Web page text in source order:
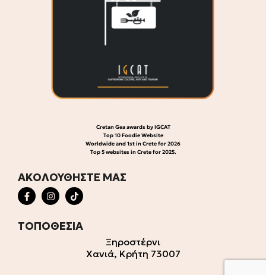
Cretan Gea awards by IGCAT
Top 10 Foodie Website
Worldwide and 1st in Crete for 2026
Top 5 websites in Crete for 2025.
ΑΚΟΛΟΥΘΗΣΤΕ ΜΑΣ
ΤΟΠΟΘΕΣΙΑ
Ξηροστέρνι
Χανιά, Κρήτη 73007